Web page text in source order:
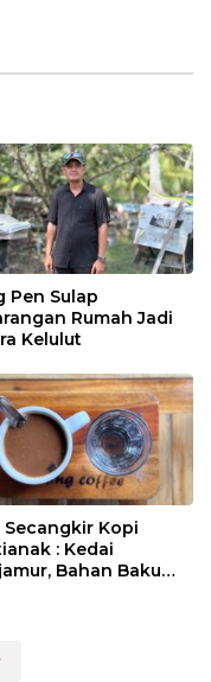
Pen Sulap
Rumah Jadi
Kelulut
Secangkir Kopi
: Kedai
Bahan Baku